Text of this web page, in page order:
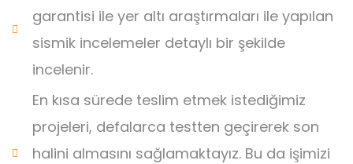
garantisi ile yer altı araştırmaları ile yapılan
sismik incelemeler detaylı bir şekilde
incelenir.
En kısa sürede teslim etmek istediğimiz
projeleri, defalarca testten geçirerek son
halini almasını sağlamaktayız. Bu da işimizi